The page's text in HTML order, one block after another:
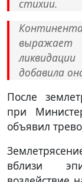
стихии.
выражает
добавила
После
при
объявил
вблизи